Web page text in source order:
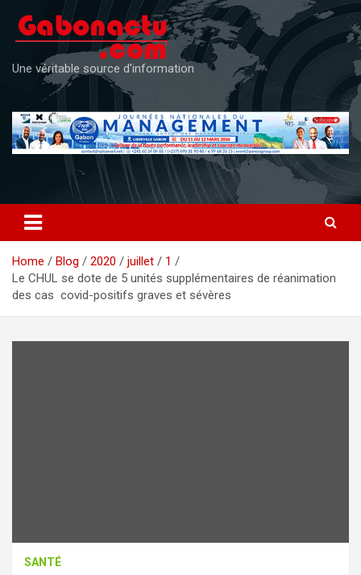
content
Une véritable source d'information
Home Blog 2020 juillet
1
Le CHUL se dote de 5 unités supplémentaires de réanimation
des cas covid-positifs graves et sévères
SANTÉ